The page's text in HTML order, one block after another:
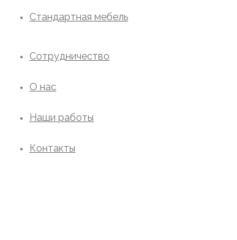
Стандартная мебель
Сотрудничество
О нас
Наши работы
Контакты